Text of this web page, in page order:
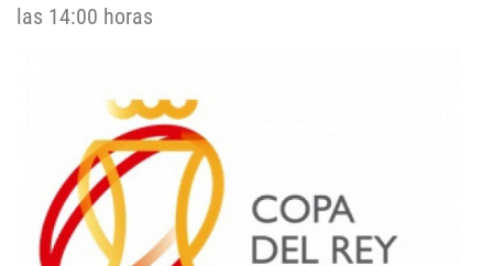
las 14:00 horas